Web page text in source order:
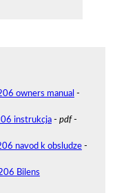
owners manual -
instrukcja- pdf-
navod k obsludze-
Bilens